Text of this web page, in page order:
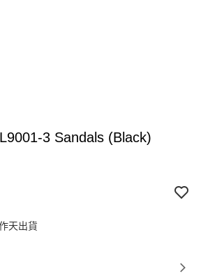
3 Sandals (Black)
天出貨